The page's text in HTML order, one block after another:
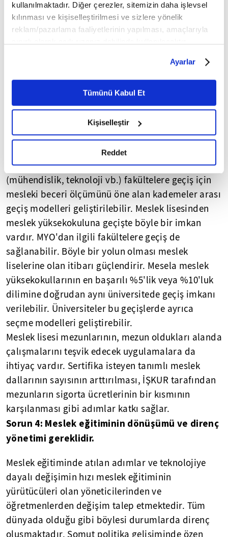
kullanılmaktadır. Diğer çerezler, sitemizin daha işlevsel
kılınması ve kişiselleştirilmesi ve sizlere yönelik
reklam/pazarlama faaliyetlerinin yapılması, amaçlarıyla
belirleyebilirsiniz. Çerezlere ilişkin detaylı bilgi için
Ayarlar butonuna tıklayabilir,Çerez Bilgilendirme
Metnimizi ziyaret edebilirsiniz.
6698 sayılı Kişisel Verilerin Korunması Kanunu uyarınca
okumak ve sitemizi ziyaretiniz kapsamında
gerçekleştirilen veri işleme faaliyetleri ile ilgili daha
detaylı bilgi almak için lütfentıklayınız.
Ayarlar
Tümünü Kabul Et
Kişiselleştir
Reddet
Meslek liselerine yönelik talebi arttırmak için
öncelikle yapılması gereken, yıpranan meslek
lisesi itibarının yükseltilmesidir.
Meslek liseleri ile meslek yüksekokulları arasındaki
ilişki "işyerinde eğitim", mesleki becerilerin
gelişimi ve kariyer yolu inşası bakımından
bütüncül olarak tasarlanabilir. Değişimin hızı bu
noktada büyük bir güçlük oluşturmaktadır. Fakat
beceri gelişiminin planlanması üzerinden çözüm
Meslek lisesi, meslek yüksekokulu ve ilgili
(mühendislik, teknoloji vb.) fakültelere geçiş için
mesleki beceri ölçümünü öne alan kademeler arası
geçiş modelleri geliştirilebilir. Meslek lisesinden
meslek yüksekokuluna geçişte böyle bir imkan
vardır. MYO'dan ilgili fakültelere geçiş de
sağlanabilir. Böyle bir yolun olması meslek
liselerine olan itibarı güçlendirir. Mesela meslek
yüksekokullarının en başarılı %5'lik veya %10'luk
dilimine doğrudan aynı üniversitede geçiş imkanı
verilebilir. Üniversiteler bu geçişlerde ayrıca
seçme modelleri geliştirebilir.
Meslek lisesi mezunlarının, mezun oldukları alanda
çalışmalarını teşvik edecek uygulamalara da
ihtiyaç vardır. Sertifika isteyen tanımlı meslek
dallarının sayısının arttırılması, İŞKUR tarafından
mezunların sigorta ücretlerinin bir kısmının
karşılanması gibi adımlar katkı sağlar.
Sorun 4: Meslek eğitiminin dönüşümü ve direnç
yönetimi gereklidir.
Meslek eğitiminde atılan adımlar ve teknolojiye
dayalı değişimin hızı meslek eğitiminin
yürütücüleri olan yöneticilerinden ve
öğretmenlerden değişim talep etmektedir. Tüm
dünyada olduğu gibi böylesi durumlarda direnç
oluşmaktadır. Somut politika gelişiminde özen